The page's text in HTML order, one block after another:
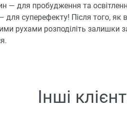
— для пробудження та
для суперефекту! Після того, як
рухами розподіліть залишки
Інші